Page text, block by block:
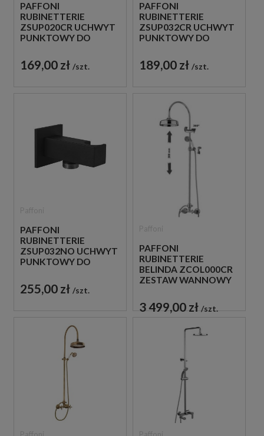
PAFFONI
RUBINETTERIE
ZSUP020CR UCHWYT
PUNKTOWY DO
169,00 zł szt.
PAFFONI
RUBINETTERIE
ZSUP032CR UCHWYT
PUNKTOWY DO
189,00 zł szt.
PAFFONI
RUBINETTERIE
ZSUP032NO UCHWYT
PUNKTOWY DO
255,00 zł szt.
PAFFONI
RUBINETTERIE
BELINDA ZCOL000CR
ZESTAW WANNOWY
3 499,00 zł szt.